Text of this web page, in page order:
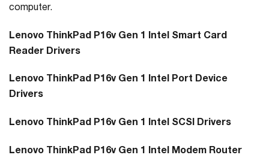
computer.
Lenovo ThinkPad P16v Gen 1 Intel Smart Card
Reader Drivers
Lenovo ThinkPad P16v Gen 1 Intel Port Device
Drivers
Lenovo ThinkPad P16v Gen 1 Intel SCSI Drivers
Lenovo ThinkPad P16v Gen 1 Intel Modem Router